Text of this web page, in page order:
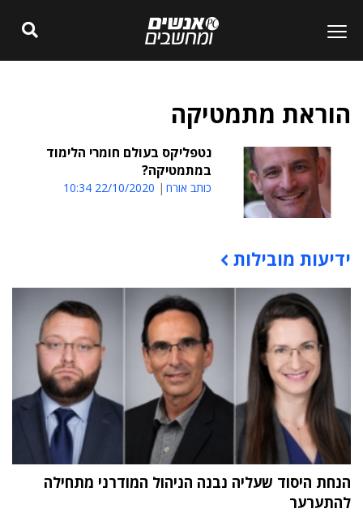
הוראת מתמטיקה
נטפליקס בעולם חומרי הלימוד
במתמטיקה?
כותב אורח 22/10/2020 10:34
תוכן פרסומי
ידיעות מובילות
הנחת היסוד שעליה נבנה הניהול המודרני מתחילה
להתערער